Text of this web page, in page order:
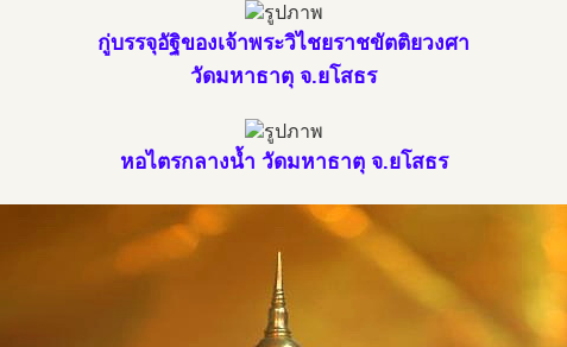
กู่บรรจุอัฐิของเจ้าพระวิไชยราชขัตติยวงศา
วัดมหาธาตุ จ.ยโสธร
หอไตรกลางน้ำ วัดมหาธาตุ จ.ยโสธร